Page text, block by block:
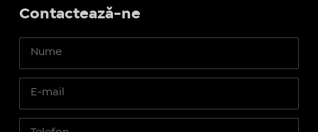
Contactează-ne